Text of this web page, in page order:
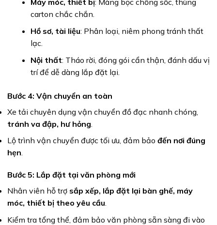
Máy móc, thiết bị: Màng bọc chống sốc, thùng
carton chắc chắn.
Hồ sơ, tài liệu: Phân loại, niêm phong tránh thất
lạc.
Nội thất: Tháo rời, đóng gói cẩn thận, đánh dấu vị
trí để dễ dàng lắp đặt lại.
Bước 4: Vận chuyển an toàn
Xe tải chuyên dụng vận chuyển đồ đạc nhanh chóng,
tránh va đập, hư hỏng
Lộ trình vận chuyển được tối ưu, đảm bảo đến nơi đúng
hẹn.
Bước 5: Lắp đặt tại văn phòng mới
Nhân viên hỗ trợ sắp xếp, lắp đặt lại bàn ghế, máy
móc, thiết bị theo yêu cầu.
Kiểm tra tổng thể, đảm bảo văn phòng sẵn sàng đi vào